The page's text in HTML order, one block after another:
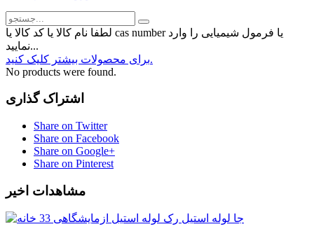
لطفا نام کالا یا کد کالا یا cas number یا فرمول شیمیایی را وارد
نمایید...
برای محصولات بیشتر کلیک کنید.
No products were found.
اشتراک گذاری
Share on Twitter
Share on Facebook
Share on Google+
Share on Pinterest
مشاهدات اخیر